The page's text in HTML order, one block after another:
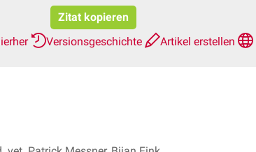
Zitat kopieren
Versionsgeschichte
Artikel erstellen